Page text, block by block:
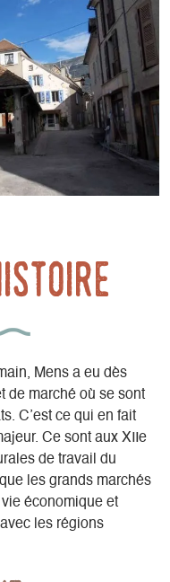
Mens a eu dès
de marché où se sont
C’est ce qui en fait
Ce sont aux XIIe
de travail du
les grands marchés
économique et
les régions